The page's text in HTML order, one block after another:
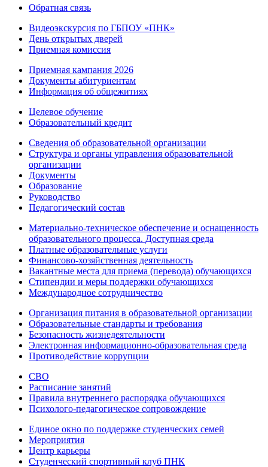
Обратная связь
Видеоэкскурсия по ГБПОУ «ПНК»
День открытых дверей
Приемная комиссия
Приемная кампания 2026
Дoкументы абитуриентам
Информация об общежитиях
Целевое обучение
Образовательный кредит
Сведения об образовательной организации
Структура и органы управления образовательной
организации
Документы
Образование
Руководство
Педагогический состав
Материально-техническое обеспечение и оснащенность
образовательного процесса. Доступная среда
Платные образовательные услуги
Финансово-хозяйственная деятельность
Вакантные места для приема (перевода) обучающихся
Стипендии и меры поддержки обучающихся
Международное сотрудничество
Организация питания в образовательной организации
Образовательные стандарты и требования
Безопасность жизнедеятельности
Электронная информационно-образовательная среда
Противодействие коррупции
СВО
Расписание занятий
Правила внутреннего распорядка обучающихся
Психолого-педагогическое сопровождение
Единое окно по поддержке студенческих семей
Мероприятия
Центр карьеры
Студенческий спортивный клуб ПНК